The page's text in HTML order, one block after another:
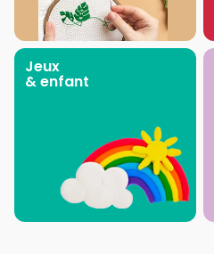
Jeux
& enfant